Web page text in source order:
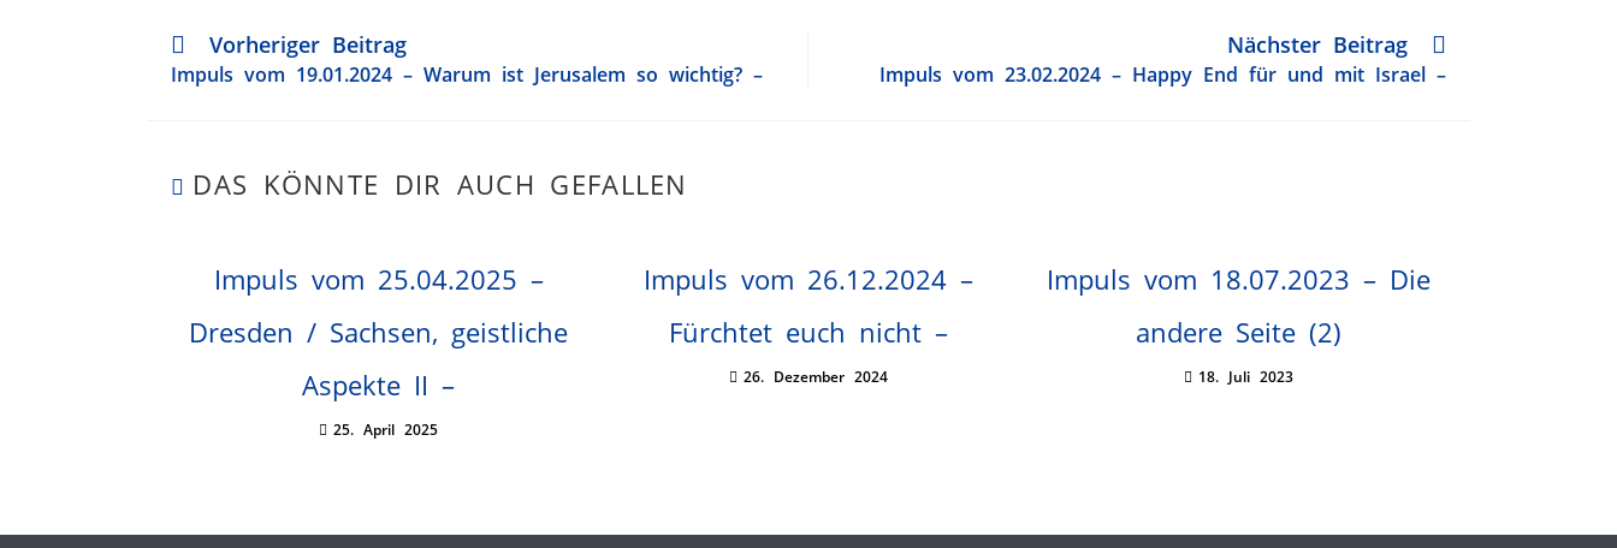
Vorheriger Beitrag
Impuls vom 19.01.2024 – Warum ist Jerusalem so wichtig? –
Nächster Beitrag
Impuls vom 23.02.2024 – Happy End für und mit Israel –
DAS KÖNNTE DIR AUCH GEFALLEN
Impuls vom 25.04.2025 –
Dresden / Sachsen, geistliche
Aspekte II –
25. April 2025
Impuls vom 26.12.2024 –
Fürchtet euch nicht –
26. Dezember 2024
Impuls vom 18.07.2023 – Die
andere Seite (2)
18. Juli 2023